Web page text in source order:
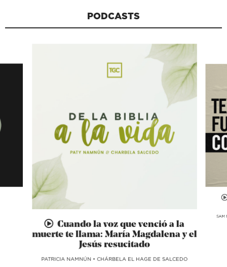
PODCASTS
Cuando la voz que venció a la
muerte te llama: María Magdalena y el
Jesús resucitado
​PATRICIA NAMNÚN •CHÁRBELA EL HAGE DE SALCEDO
SAM